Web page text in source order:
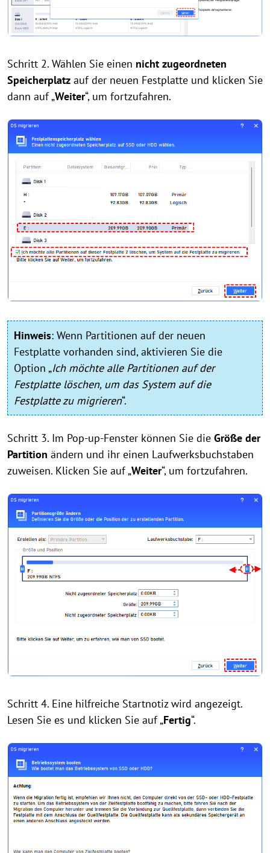
Schritt 2. Wählen Sie einen nicht zugeordneten
Speicherplatz auf der neuen Festplatte und klicken Sie
dann auf „Weiter“, um fortzufahren.
Hinweis: Wenn Partitionen auf der neuen
Festplatte vorhanden sind, aktivieren Sie die
Option „Ich möchte alle Partitionen auf der
Festplatte löschen, um das System auf die
Festplatte zu migrieren“.
Schritt 3. Im Pop-up-Fenster können Sie die Größe der
Partition ändern und ihr einen Laufwerksbuchstaben
zuweisen. Klicken Sie auf „Weiter“, um fortzufahren.
Schritt 4. Eine hilfreiche Startnotiz wird angezeigt.
Lesen Sie es und klicken Sie auf „Fertig“.